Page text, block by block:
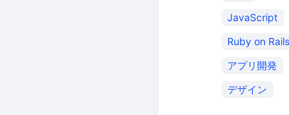
JavaScript
Ruby on Rails
アプリ開発
デザイン